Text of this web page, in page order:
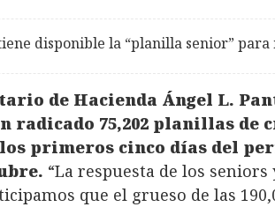
disponible la “planilla senior” para
de Hacienda Ángel L.
radicado 75,202 planillas de
primeros cinco días del
“La respuesta de los
que el grueso de las